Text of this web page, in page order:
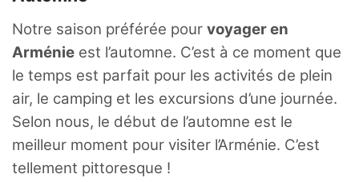
Notre saison préférée pour voyager en
Arménie est l’automne. C’est à ce moment que
le temps est parfait pour les activités de plein
air, le camping et les excursions d’une journée.
Selon nous, le début de l’automne est le
meilleur moment pour visiter l’Arménie. C’est
tellement pittoresque !